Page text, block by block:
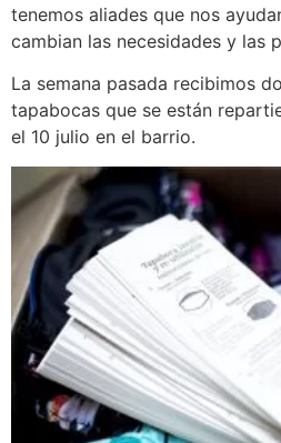
tenemos aliades que nos
cambian las necesidades y las
La semana pasada recibimos
tapabocas que se están
el 10 julio en el barrio.